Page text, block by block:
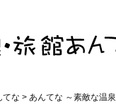
てな > あんてな ～素敵な温